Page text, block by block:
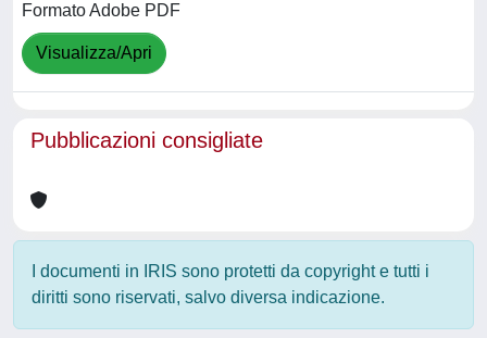
Formato Adobe PDF
Visualizza/Apri
Pubblicazioni consigliate
I documenti in IRIS sono protetti da copyright e tutti i
diritti sono riservati, salvo diversa indicazione.